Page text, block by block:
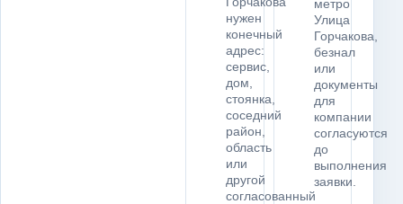
нужен
конечный
адрес:
сервис,
дом,
стоянка,
соседний
район,
область
или
другой
согласованный
метро
Улица
Горчакова,
безнал
или
документы
для
компании
согласуются
до
выполнения
заявки.